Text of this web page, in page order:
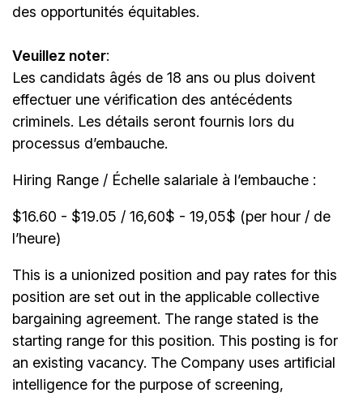
des opportunités équitables.
Veuillez noter:
Les candidats âgés de 18 ans ou plus doivent
effectuer une vérification des antécédents
criminels. Les détails seront fournis lors du
processus d’embauche.
Hiring Range / Échelle salariale à l’embauche :
$16.60 - $19.05 / 16,60$ - 19,05$ (per hour / de
l’heure)
This is a unionized position and pay rates for this
position are set out in the applicable collective
bargaining agreement. The range stated is the
starting range for this position. This posting is for
an existing vacancy. The Company uses artificial
intelligence for the purpose of screening,